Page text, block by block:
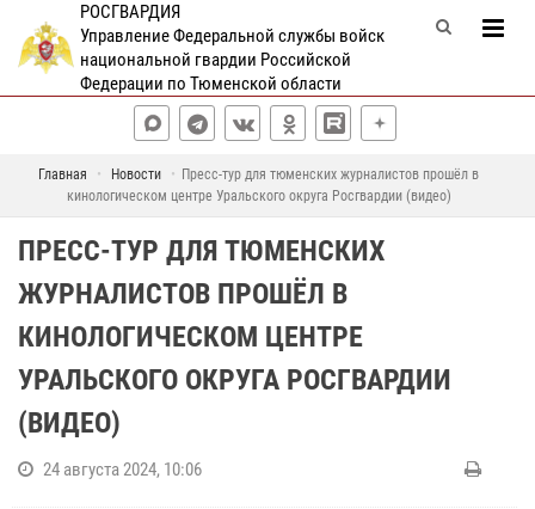
РОСГВАРДИЯ
Управление Федеральной службы войск
национальной гвардии Российской
Федерации по Тюменской области
Главная Новости
Пресс-тур для тюменских журналистов прошёл в
кинологическом центре Уральского округа Росгвардии (видео)
ПРЕСС-ТУР ДЛЯ ТЮМЕНСКИХ
ЖУРНАЛИСТОВ ПРОШЁЛ В
КИНОЛОГИЧЕСКОМ ЦЕНТРЕ
УРАЛЬСКОГО ОКРУГА РОСГВАРДИИ
(ВИДЕО)
24 августа 2024, 10:06